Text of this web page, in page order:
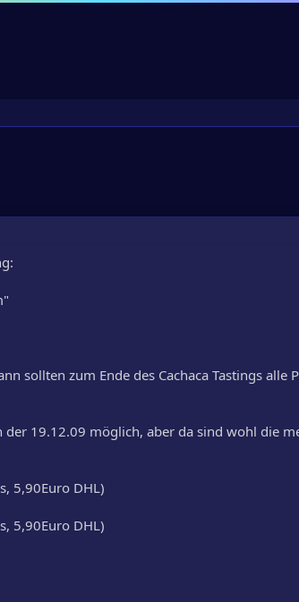
sollten zum Ende des Cachaca Tastings alle
19.12.09 möglich, aber da sind wohl die
5,90Euro DHL)
5,90Euro DHL)